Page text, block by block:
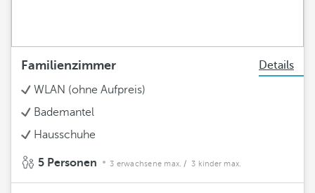
Familienzimmer
Details
WLAN (ohne Aufpreis)
Bademantel
Hausschuhe
5 Personen 3 erwachsene max. / 3 kinder max.